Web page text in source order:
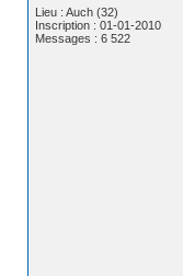
Lieu : Auch (32)
Inscription : 01-01-2010
Messages : 6 522